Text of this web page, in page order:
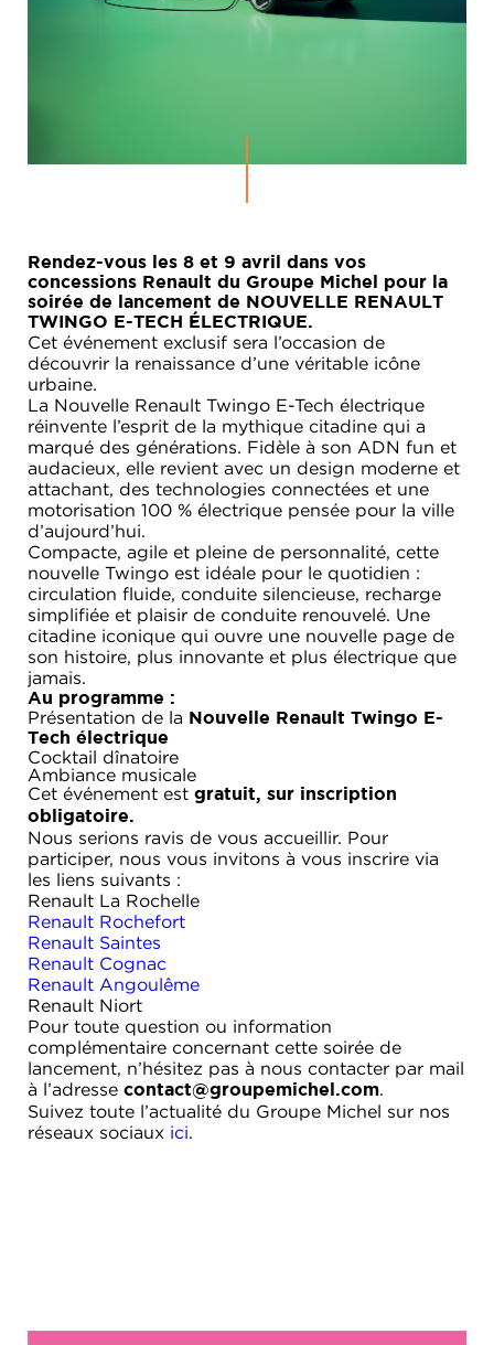
Rendez-vous les 8 et 9 avril dans vos
concessions Renault du Groupe Michel pour la
soirée de lancement de NOUVELLE RENAULT
TWINGO E-TECH ÉLECTRIQUE.
Cet événement exclusif sera l’occasion de
découvrir la renaissance d’une véritable icône
urbaine.
La Nouvelle Renault Twingo E-Tech électrique
réinvente l’esprit de la mythique citadine qui a
marqué des générations. Fidèle à son ADN fun et
audacieux, elle revient avec un design moderne et
attachant, des technologies connectées et une
motorisation 100 % électrique pensée pour la ville
d’aujourd’hui.
Compacte, agile et pleine de personnalité, cette
nouvelle Twingo est idéale pour le quotidien :
circulation fluide, conduite silencieuse, recharge
simplifiée et plaisir de conduite renouvelé. Une
citadine iconique qui ouvre une nouvelle page de
son histoire, plus innovante et plus électrique que
jamais.
Au programme :
Présentation de la Nouvelle Renault Twingo E-
Tech électrique
Cocktail dînatoire
Ambiance musicale
Cet événement est gratuit, sur inscription
obligatoire.
Nous serions ravis de vous accueillir. Pour
participer, nous vous invitons à vous inscrire via
les liens suivants :
Renault La Rochelle
Renault Rochefort
Renault Saintes
Renault Cognac
Renault Angoulême
Renault Niort
Pour toute question ou information
complémentaire concernant cette soirée de
lancement, n’hésitez pas à nous contacter par mail
à l’adresse contact@groupemichel.com.
Suivez toute l’actualité du Groupe Michel sur nos
réseaux sociaux ici.